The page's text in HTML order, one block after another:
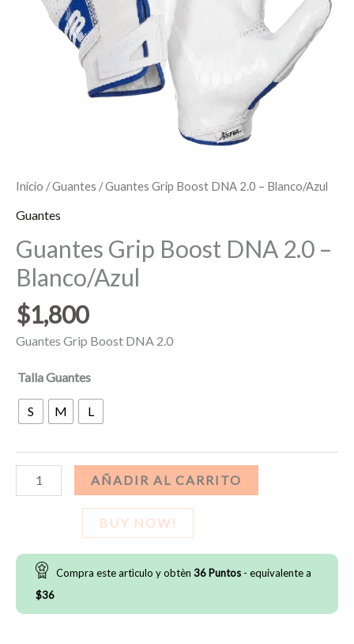
Inicio /Guantes / Guantes Grip Boost DNA 2.0 – Blanco/Azul
Guantes
Guantes Grip Boost DNA 2.0 –
Blanco/Azul
$1,800
Guantes Grip Boost DNA 2.0
Talla Guantes
S M L
Guantes
Grip
2.0
Blanco/Azul
AÑADIR AL CARRITO
BUY NOW!
Compra este artìculo y obtèn 36 Puntos - equivalente a
$36